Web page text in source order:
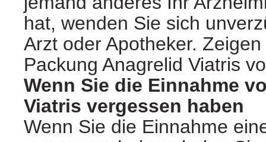
hat, wenden Sie sich
Arzt oder Apotheker.
Packung Anagrelid Viatris
Wenn Sie die Einnahme
Viatris vergessen haben
Wenn Sie die Einnahme